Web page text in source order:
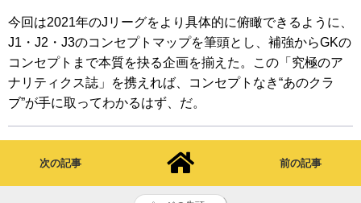
今回は2021年のJリーグをより具体的に俯瞰できるように、
J1・J2・J3のコンセプトマップを筆頭とし、補強からGKの
コンセプトまで本質を抉る企画を揃えた。この「究極のア
ナリティクス誌」を携えれば、コンセプトなき“あのクラ
ブ”が手に取ってわかるはず、だ。
次の記事 前の記事